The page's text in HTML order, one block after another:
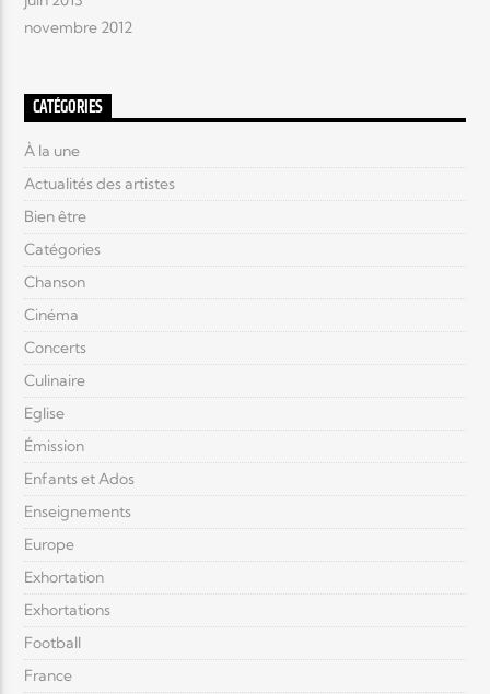
novembre 2012
CATÉGORIES
À la une
Actualités des artistes
Bien être
Catégories
Chanson
Cinéma
Concerts
Culinaire
Eglise
Émission
Enfants et Ados
Enseignements
Europe
Exhortation
Exhortations
Football
France